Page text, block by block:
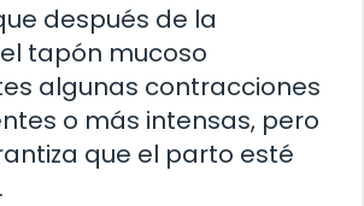
después de la
tapón mucoso
algunas contracciones
o más intensas, pero
que el parto esté